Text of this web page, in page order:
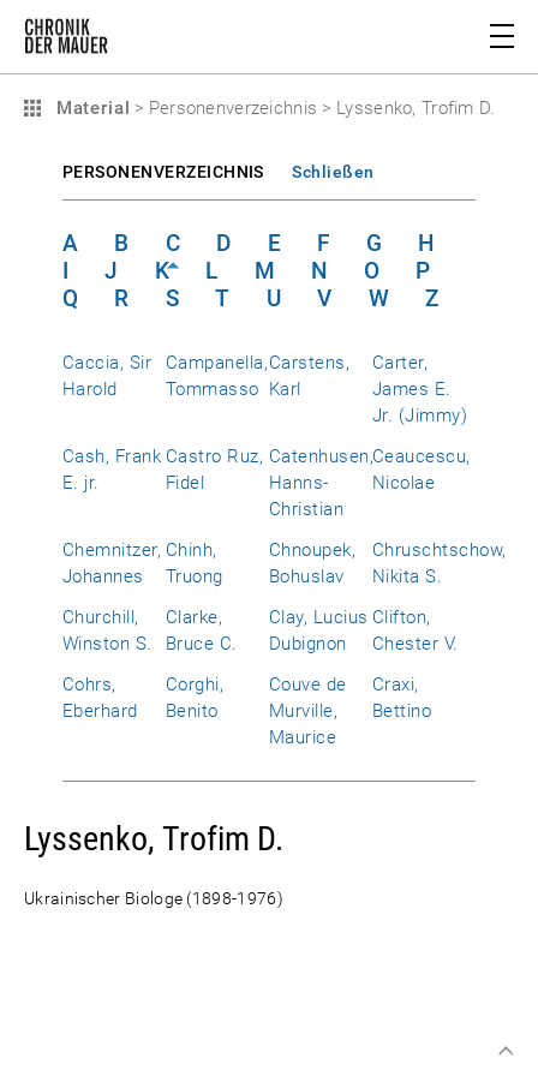
Material > Personenverzeichnis > Lyssenko, Trofim D.
PERSONENVERZEICHNIS Schließen
A B C D E F G
H
I
J K L M N O
P
Q
R S T U V W Z
Caccia, Sir
Harold
Campanella,
Tommasso
Carstens,
Karl
Carter,
James E.
Jr. (Jimmy)
Cash, Frank
E. jr.
Castro Ruz,
Fidel
Catenhusen,
Hanns-
Christian
Ceaucescu,
Nicolae
Chemnitzer,
Johannes
Chinh,
Truong
Chnoupek,
Bohuslav
Chruschtschow,
Nikita S.
Churchill,
Winston S.
Clarke,
Bruce C.
Clay, Lucius
Dubignon
Clifton,
Chester V.
Cohrs,
Eberhard
Corghi,
Benito
Couve de
Murville,
Maurice
Craxi,
Bettino
Lyssenko, Trofim D.
Ukrainischer Biologe (1898-1976)